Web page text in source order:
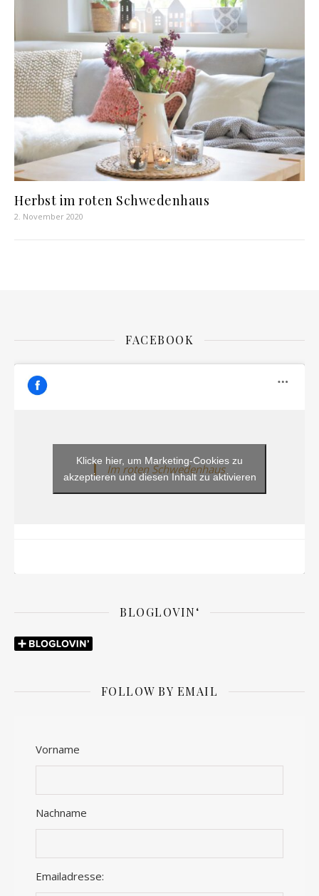
Herbst im roten Schwedenhaus
2. November 2020
FACEBOOK
Im roten Schwedenhaus
Klicke hier, um Marketing-Cookies zu
akzeptieren und diesen Inhalt zu aktivieren
BLOGLOVIN‘
FOLLOW BY EMAIL
Vorname
Nachname
Emailadresse: